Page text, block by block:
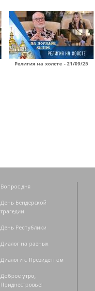
Религия на холсте - 21/09/25
Вопрос дня
День Бендерской
трагедии
День Республики
Диалог на равных
Диалоги с Президентом
Доброе утро,
Приднестровье!